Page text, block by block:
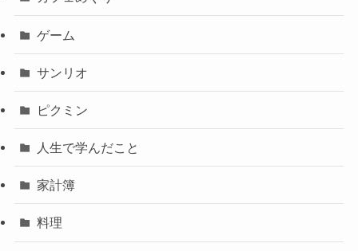
ゲーム
サンリオ
ピクミン
人生で学んだこと
家計簿
料理